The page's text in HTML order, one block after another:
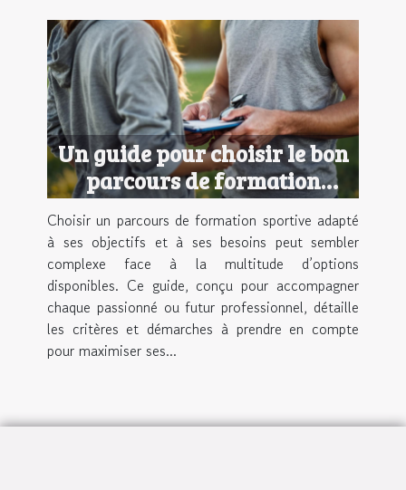
Un guide pour choisir le bon
parcours de formation
sportive
Choisir un parcours de formation sportive adapté
à ses objectifs et à ses besoins peut sembler
complexe face à la multitude d’options
disponibles. Ce guide, conçu pour accompagner
chaque passionné ou futur professionnel, détaille
les critères et démarches à prendre en compte
pour maximiser ses...